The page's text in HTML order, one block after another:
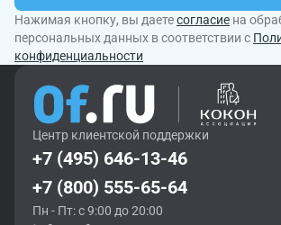
Нажимая кнопку, вы даетесогласие на
персональных данных в соответствии с
конфиденциальности
Центр клиентской поддержки
+7 (495) 646-13-46
+7 (800) 555-65-64
Пн - Пт: с 9:00 до 20:00